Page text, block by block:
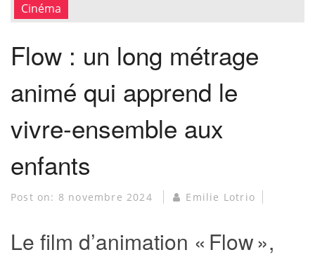
Cinéma
Flow : un long métrage
animé qui apprend le
vivre-ensemble aux
enfants
Post on: 8 novembre 2024 Emilie Lotrio
Le film d’animation « Flow »,